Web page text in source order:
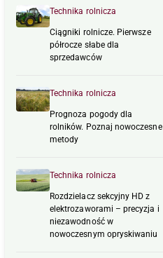
Technika rolnicza
Ciągniki rolnicze. Pierwsze
półrocze słabe dla
sprzedawców
Technika rolnicza
Prognoza pogody dla
rolników. Poznaj nowoczesne
metody
Technika rolnicza
Rozdzielacz sekcyjny HD z
elektrozaworami – precyzja i
niezawodność w
nowoczesnym opryskiwaniu